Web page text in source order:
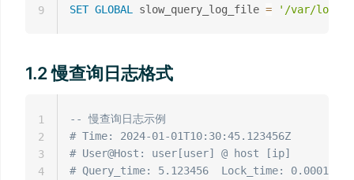
SET GLOBAL slow_query_log_file = '/var/log/
9
1.2 慢查询日志格式
-- 慢查询日志示例
# Time: 2024-01-01T10:30:45.123456Z
# User@Host: user[user] @ host [ip]
# Query_time: 5.123456  Lock_time: 0.000123
1
2
3
4